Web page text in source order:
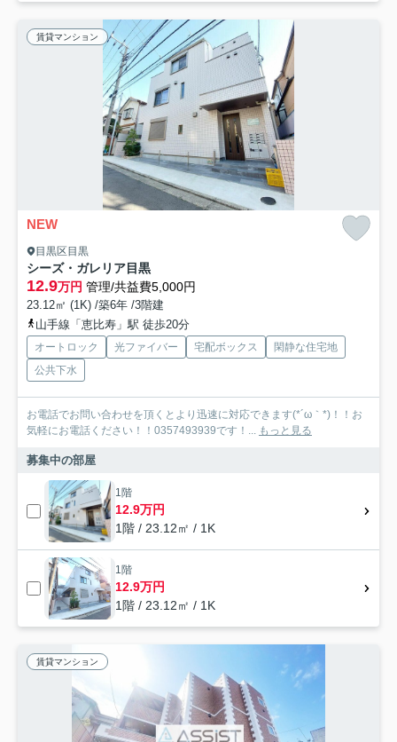
賃貸マンション
NEW
目黒区目黒
シーズ・ガレリア目黒
12.9万円 管理/共益費5,000円
23.12㎡ (1K) /築6年 /3階建
山手線「恵比寿」駅 徒歩20分
オートロック 光ファイバー 宅配ボックス
閑静な住宅地
公共下水
お電話でお問い合わせを頂くとより迅速に対応できます(*´ω｀*)！！お
気軽にお電話ください！！0357493939です！... もっと見る
募集中の部屋
1階
12.9万円
1階 / 23.12㎡ / 1K
1階
12.9万円
1階 / 23.12㎡ / 1K
賃貸マンション